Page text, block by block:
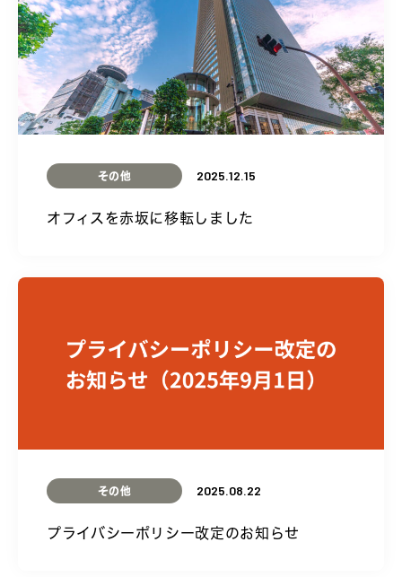
その他 2025.12.15
オフィスを赤坂に移転しました
その他 2025.08.22
プライバシーポリシー改定のお知らせ